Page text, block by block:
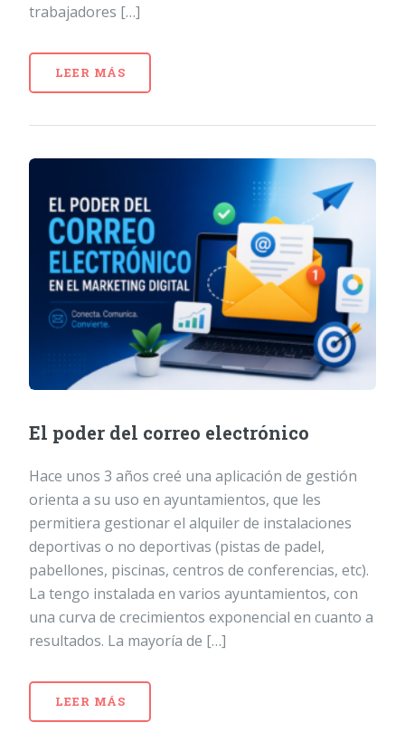
trabajadores […]
LEER MÁS
El poder del correo electrónico
Hace unos 3 años creé una aplicación de gestión
orienta a su uso en ayuntamientos, que les
permitiera gestionar el alquiler de instalaciones
deportivas o no deportivas (pistas de padel,
pabellones, piscinas, centros de conferencias, etc).
La tengo instalada en varios ayuntamientos, con
una curva de crecimientos exponencial en cuanto a
resultados. La mayoría de […]
LEER MÁS